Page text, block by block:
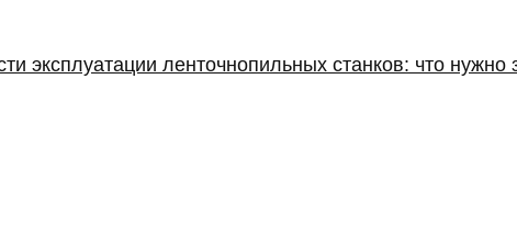
эксплуатации ленточнопильных станков: что